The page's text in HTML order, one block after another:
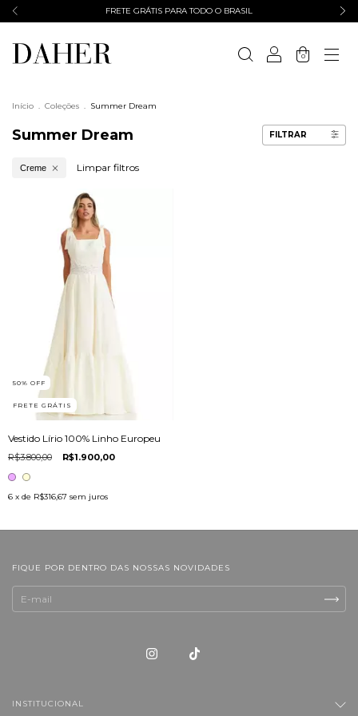
FRETE GRÁTIS PARA TODO O BRASIL
0
Início . Coleções . Summer Dream
Summer Dream FILTRAR
Creme Limpar filtros
50% OFF
FRETE GRÁTIS
Vestido Lírio 100% Linho Europeu
R$3.800,00 R$1.900,00
6 x de R$316,67 sem juros
FIQUE POR DENTRO DAS NOSSAS NOVIDADES
INSTITUCIONAL